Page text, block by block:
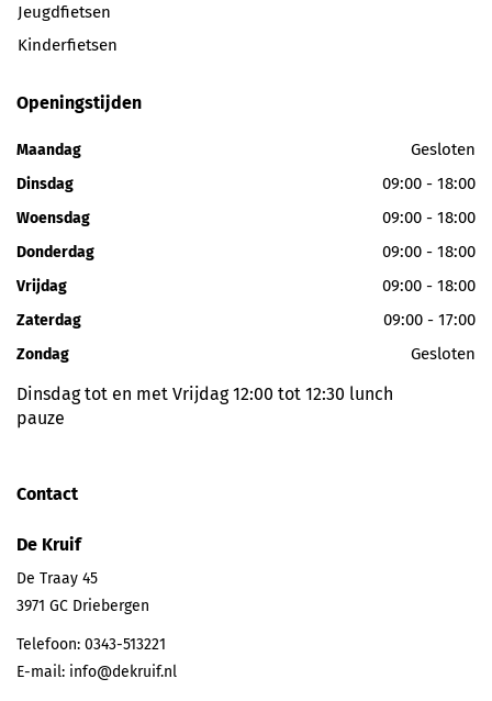
Jeugdfietsen
Kinderfietsen
Openingstijden
Maandag Gesloten
Dinsdag 09:00 - 18:00
Woensdag 09:00 - 18:00
Donderdag 09:00 - 18:00
Vrijdag 09:00 - 18:00
Zaterdag 09:00 - 17:00
Zondag Gesloten
Dinsdag tot en met Vrijdag 12:00 tot 12:30 lunch
pauze
Contact
De Kruif
De Traay 45
3971 GC Driebergen
Telefoon: 0343-513221
E-mail: info@dekruif.nl